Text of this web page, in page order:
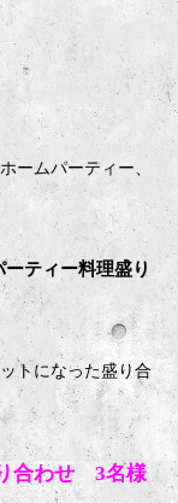
ームパーティー、
ティー料理盛り
トになった盛り合
合わせ 3名様